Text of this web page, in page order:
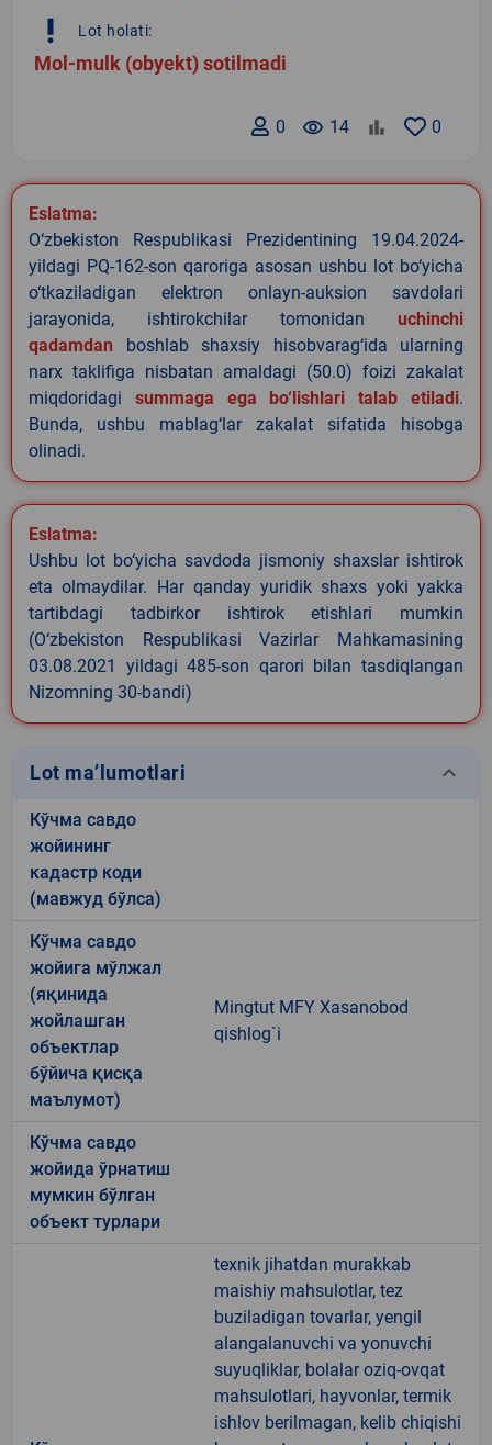
priority_high Lot holati:
Mol-mulk (obyekt) sotilmadi
0
remove_red_eye 14
0
Eslatma:
O‘zbekiston Respublikasi Prezidentining 19.04.2024-
yildagi PQ-162-son qaroriga asosan ushbu lot bo‘yicha
o‘tkaziladigan elektron onlayn-auksion savdolari
jarayonida, ishtirokchilar tomonidan uchinchi
qadamdan boshlab shaxsiy hisobvarag‘ida ularning
narx taklifiga nisbatan amaldagi (50.0) foizi zakalat
miqdoridagi summaga ega bo‘lishlari talab etiladi.
Bunda, ushbu mablag‘lar zakalat sifatida hisobga
olinadi.
Eslatma:
Ushbu lot bo‘yicha savdoda jismoniy shaxslar ishtirok
eta olmaydilar. Har qanday yuridik shaxs yoki yakka
tartibdagi tadbirkor ishtirok etishlari mumkin
(O‘zbekiston Respublikasi Vazirlar Mahkamasining
03.08.2021 yildagi 485-son qarori bilan tasdiqlangan
Nizomning 30-bandi)
Lot ma’lumotlari keyboard_arrow_down
Кўчма савдо
жойининг
кадастр коди
(мавжуд бўлса)
Кўчма савдо
жойига мўлжал
(яқинида
жойлашган
объектлар
бўйича қисқа
маълумот)
Mingtut MFY Xasanobod
qishlog`i
Кўчма савдо
жойида ўрнатиш
мумкин бўлган
объект турлари
texnik jihatdan murakkab
maishiy mahsulotlar, tez
buziladigan tovarlar, yengil
alangalanuvchi va yonuvchi
suyuqliklar, bolalar oziq-ovqat
mahsulotlari, hayvonlar, termik
ishlov berilmagan, kelib chiqishi